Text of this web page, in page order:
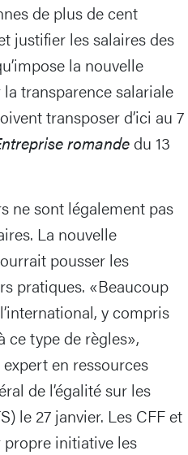
de plus de cent
justifier les salaires des
la nouvelle
transparence salariale
transposer d’ici au 7
romandedu 13
ne sont légalement pas
La nouvelle
pousser les
pratiques. «Beaucoup
y compris
ce type de règles»,
en ressources
de l’égalité sur les
le 27 janvier. Les CFF et
propre initiative les